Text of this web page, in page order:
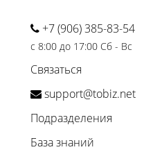
+7 (906) 385-83-54
с 8:00 до 17:00 Сб - Вс
Связаться
support@tobiz.net
Подразделения
База знаний